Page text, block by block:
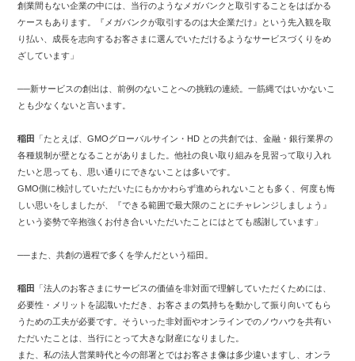
創業間もない企業の中には、当行のようなメガバンクと取引することをはばかる
ケースもあります。『メガバンクが取引するのは大企業だけ』という先入観を取
り払い、成長を志向するお客さまに選んでいただけるようなサービスづくりをめ
ざしています」
──新サービスの創出は、前例のないことへの挑戦の連続。一筋縄ではいかないこ
とも少なくないと言います。
稲田
「たとえば、GMOグローバルサイン・HD との共創では、金融・銀行業界の
各種規制が壁となることがありました。他社の良い取り組みを見習って取り入れ
たいと思っても、思い通りにできないことは多いです。
GMO側に検討していただいたにもかかわらず進められないことも多く、何度も悔
しい思いをしましたが、『できる範囲で最大限のことにチャレンジしましょう』
という姿勢で辛抱強くお付き合いいただいたことにはとても感謝しています」
──また、共創の過程で多くを学んだという稲田。
稲田
「法人のお客さまにサービスの価値を非対面で理解していただくためには、
必要性・メリットを認識いただき、お客さまの気持ちを動かして振り向いてもら
うための工夫が必要です。そういった非対面やオンラインでのノウハウを共有い
ただいたことは、当行にとって大きな財産になりました。
また、私の法人営業時代と今の部署とではお客さま像は多少違いますし、オンラ